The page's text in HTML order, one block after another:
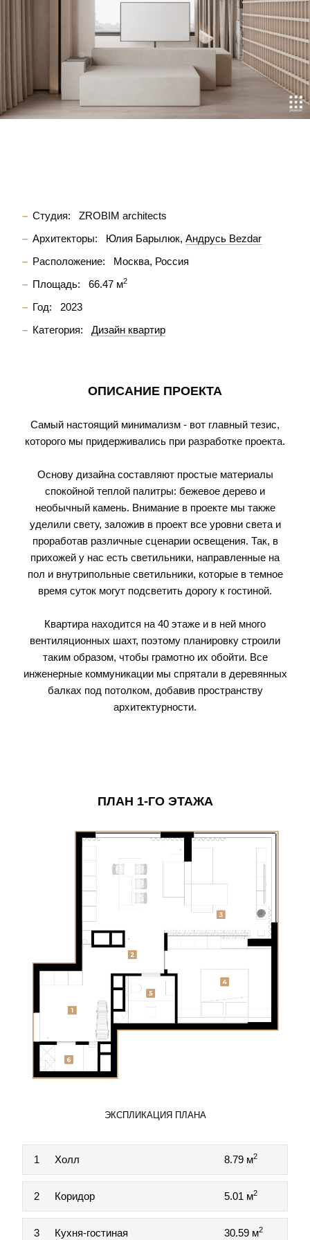
Студия:
ZROBIM architects
Архитекторы:
Юлия Барылюк Андрусь Bezdar
Расположение:
Москва, Россия
Площадь:
66.47 м2
Год:
2023
Категория:
Дизайн квартир
ОПИСАНИЕ ПРОЕКТА
Самый настоящий минимализм - вот главный тезис,
которого мы придерживались при разработке проекта.
Основу дизайна составляют простые материалы
спокойной теплой палитры: бежевое дерево и
необычный камень. Внимание в проекте мы также
уделили свету, заложив в проект все уровни света и
проработав различные сценарии освещения. Так, в
прихожей у нас есть светильники, направленные на
пол и внутрипольные светильники, которые в темное
время суток могут подсветить дорогу к гостиной.
Квартира находится на 40 этаже и в ней много
вентиляционных шахт, поэтому планировку строили
таким образом, чтобы грамотно их обойти. Все
инженерные коммуникации мы спрятали в деревянных
балках под потолком, добавив пространству
архитектурности.
ПЛАН 1-ГО ЭТАЖА
ЭКСПЛИКАЦИЯ ПЛАНА
1 Холл 8.79 м2
2 Коридор 5.01 м2
3 Кухня-гостиная 30.59 м2